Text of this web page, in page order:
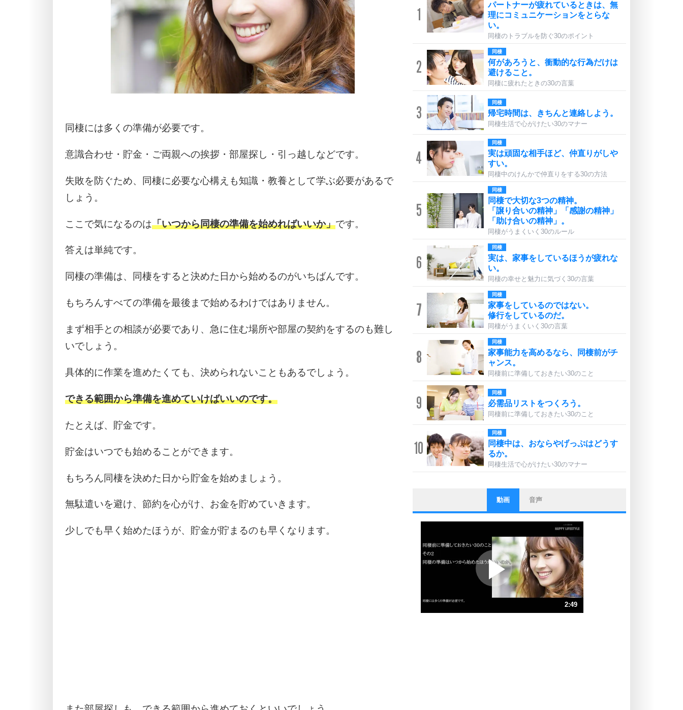
同棲には多くの準備が必要です。
意識合わせ・貯金・ご両親への挨拶・部屋探し・引っ越しなどです。
失敗を防ぐため、同棲に必要な心構えも知識・教養として学ぶ必要があるで
しょう。
ここで気になるのは「いつから同棲の準備を始めればいいか」です。
答えは単純です。
同棲の準備は、同棲をすると決めた日から始めるのがいちばんです。
もちろんすべての準備を最後まで始めるわけではありません。
まず相手との相談が必要であり、急に住む場所や部屋の契約をするのも難し
いでしょう。
具体的に作業を進めたくても、決められないこともあるでしょう。
できる範囲から準備を進めていけばいいのです。
たとえば、貯金です。
貯金はいつでも始めることができます。
もちろん同棲を決めた日から貯金を始めましょう。
無駄遣いを避け、節約を心がけ、お金を貯めていきます。
少しでも早く始めたほうが、貯金が貯まるのも早くなります。
1
パートナーが疲れているときは、無
理にコミュニケーションをとらな
い。
同棲のトラブルを防ぐ30のポイント
2
同棲
何があろうと、衝動的な行為だけは
避けること。
同棲に疲れたときの30の言葉
3
同棲
帰宅時間は、きちんと連絡しよう。
同棲生活で心がけたい30のマナー
4
同棲
実は頑固な相手ほど、仲直りがしや
すい。
同棲中のけんかで仲直りをする30の方法
5
同棲
同棲で大切な3つの精神。
「譲り合いの精神」「感謝の精神」
「助け合いの精神」。
同棲がうまくいく30のルール
6
同棲
実は、家事をしているほうが疲れな
い。
同棲の幸せと魅力に気づく30の言葉
7
同棲
家事をしているのではない。
修行をしているのだ。
同棲がうまくいく30の言葉
8
同棲
家事能力を高めるなら、同棲前がチ
ャンス。
同棲前に準備しておきたい30のこと
9
同棲
必需品リストをつくろう。
同棲前に準備しておきたい30のこと
10
同棲
同棲中は、おならやげっぷはどうす
るか。
同棲生活で心がけたい30のマナー
1
ストレス対策
他人と比べない。
いっそのこと、他人を見ない。
プラス思考
ポジティブになれない原因は、行動
しないから。
ポジティブ思考になる30の方法
3
ストレス対策
動画 音声
2:49